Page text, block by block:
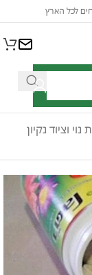
לכל הארץ
בנזין וחשמלים לגינה
וציוד נקיון